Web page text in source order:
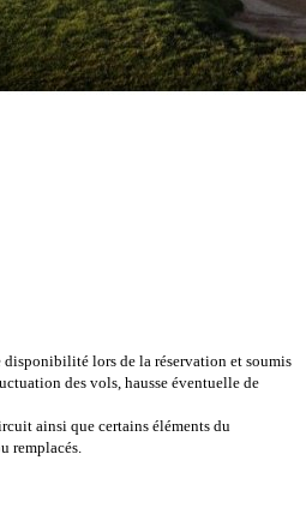
disponibilité lors de la réservation et soumis
des vols, hausse éventuelle de
ainsi que certains éléments du
remplacés.